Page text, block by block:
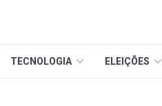
TECNOLOGIA ELEIÇÕES